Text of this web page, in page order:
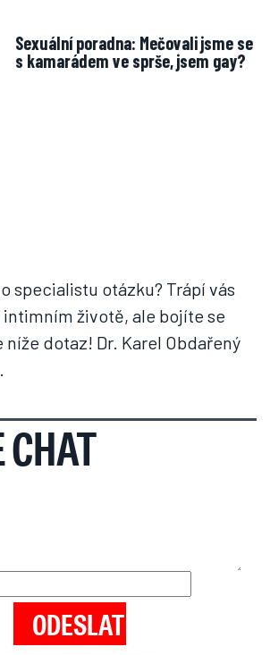
Sexuální poradna: Mečovali jsme se
s kamarádem ve sprše, jsem gay?
specialistu otázku? Trápí vás
životě, ale bojíte se
dotaz! Dr. Karel Obdařený